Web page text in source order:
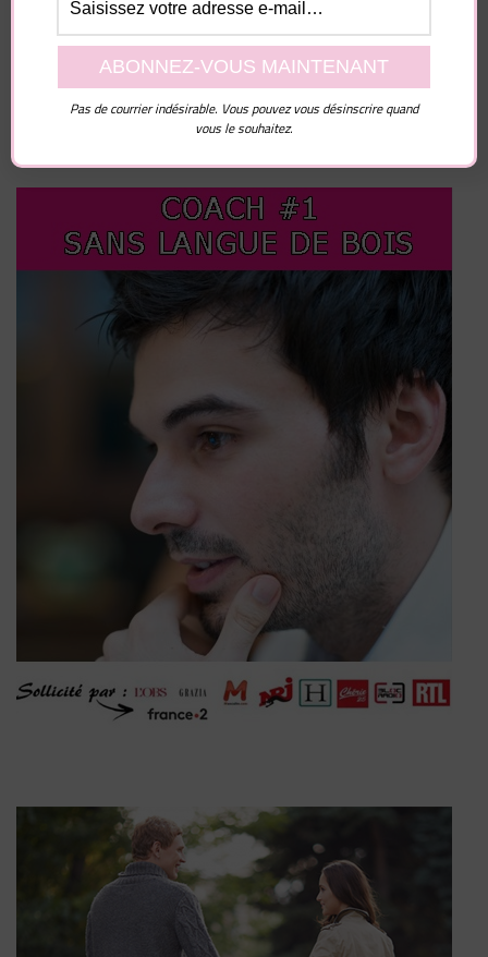
le navigateur pour mon prochain commentaire.
Pas de courrier indésirable. Vous pouvez vous désinscrire quand
vous le souhaitez.